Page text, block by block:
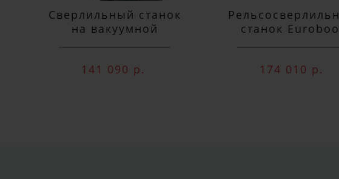
Сверлильный станок
на вакуумной
141 090 р.
станок
174 010 р.